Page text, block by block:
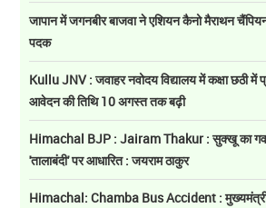
जापान में जगनबीर बाजवा ने एशियन कैनो मैराथन
पदक
Kullu JNV : जवाहर नवोदय विद्यालय में कक्षा छठी
आवेदन की तिथि 10 अगस्त तक बढ़ी
Himachal BJP : Jairam Thakur : सुक्खू का
'तालाबंदी' पर आधारित : जयराम ठाकुर
Himachal: Chamba Bus Accident :